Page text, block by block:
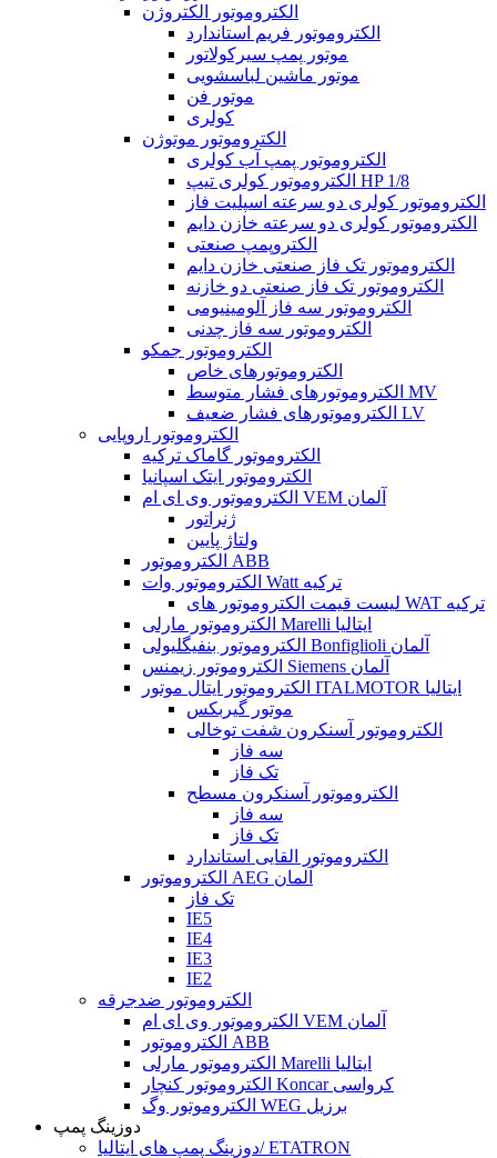
الکتروموتور الکتروژن
الکتروموتور فریم استاندارد
موتور پمپ سیرکولاتور
موتور ماشین لباسشویی
موتور فن
کولری
الکتروموتور موتوژن
الکتروموتور پمپ آب کولری
الکتروموتور کولری تیپ HP 1/8
الکتروموتور کولری دو سرعته اسپلیت فاز
الکتروموتور کولری دو سرعته خازن دایم
الکتروپمپ صنعتی
الکتروموتور تک فاز صنعتی خازن دایم
الکتروموتور تک فاز صنعتی دو خازنه
الکتروموتور سه فاز آلومینیومی
الکتروموتور سه فاز چدنی
الکتروموتور جمکو
الکتروموتورهای خاص
الکتروموتورهای فشار متوسط MV
الکتروموتورهای فشار ضعیف LV
الکتروموتور اروپایی
الکتروموتور گاماک ترکیه
الکتروموتور ایتک اسپانیا
الکتروموتور وی ای ام VEM آلمان
ژنراتور
ولتاژ پایین
الکتروموتور ABB
الکتروموتور وات Watt ترکیه
لیست قیمت الکتروموتور های WAT ترکیه
الکتروموتور مارلی Marelli ایتالیا
الکتروموتور بنفیگلیولی Bonfiglioli آلمان
الکتروموتور زیمنس Siemens آلمان
الکتروموتور ایتال موتور ITALMOTOR ایتالیا
موتور گیربکس
الکتروموتور آسنکرون شفت توخالی
سه فاز
تک فاز
الکتروموتور آسنکرون مسطح
سه فاز
تک فاز
الکتروموتور القایی استاندارد
الکتروموتور AEG آلمان
تک فاز
IE5
IE4
IE3
IE2
الکتروموتور ضدجرقه
الکتروموتور وی ای ام VEM آلمان
الکتروموتور ABB
الکتروموتور مارلی Marelli ایتالیا
الکتروموتور کنچار Koncar کرواسی
الکتروموتور وگ WEG برزیل
دوزینگ پمپ
دوزینگ پمپ های ایتالیا/ ETATRON